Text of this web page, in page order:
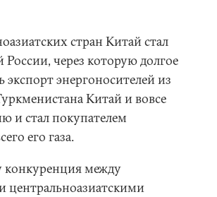
стран Китай стал
России, через которую долгое
экспорт энергоносителей из
Китай и вовсе
и стал покупателем
его газа.
конкуренция между
центральноазиатскими